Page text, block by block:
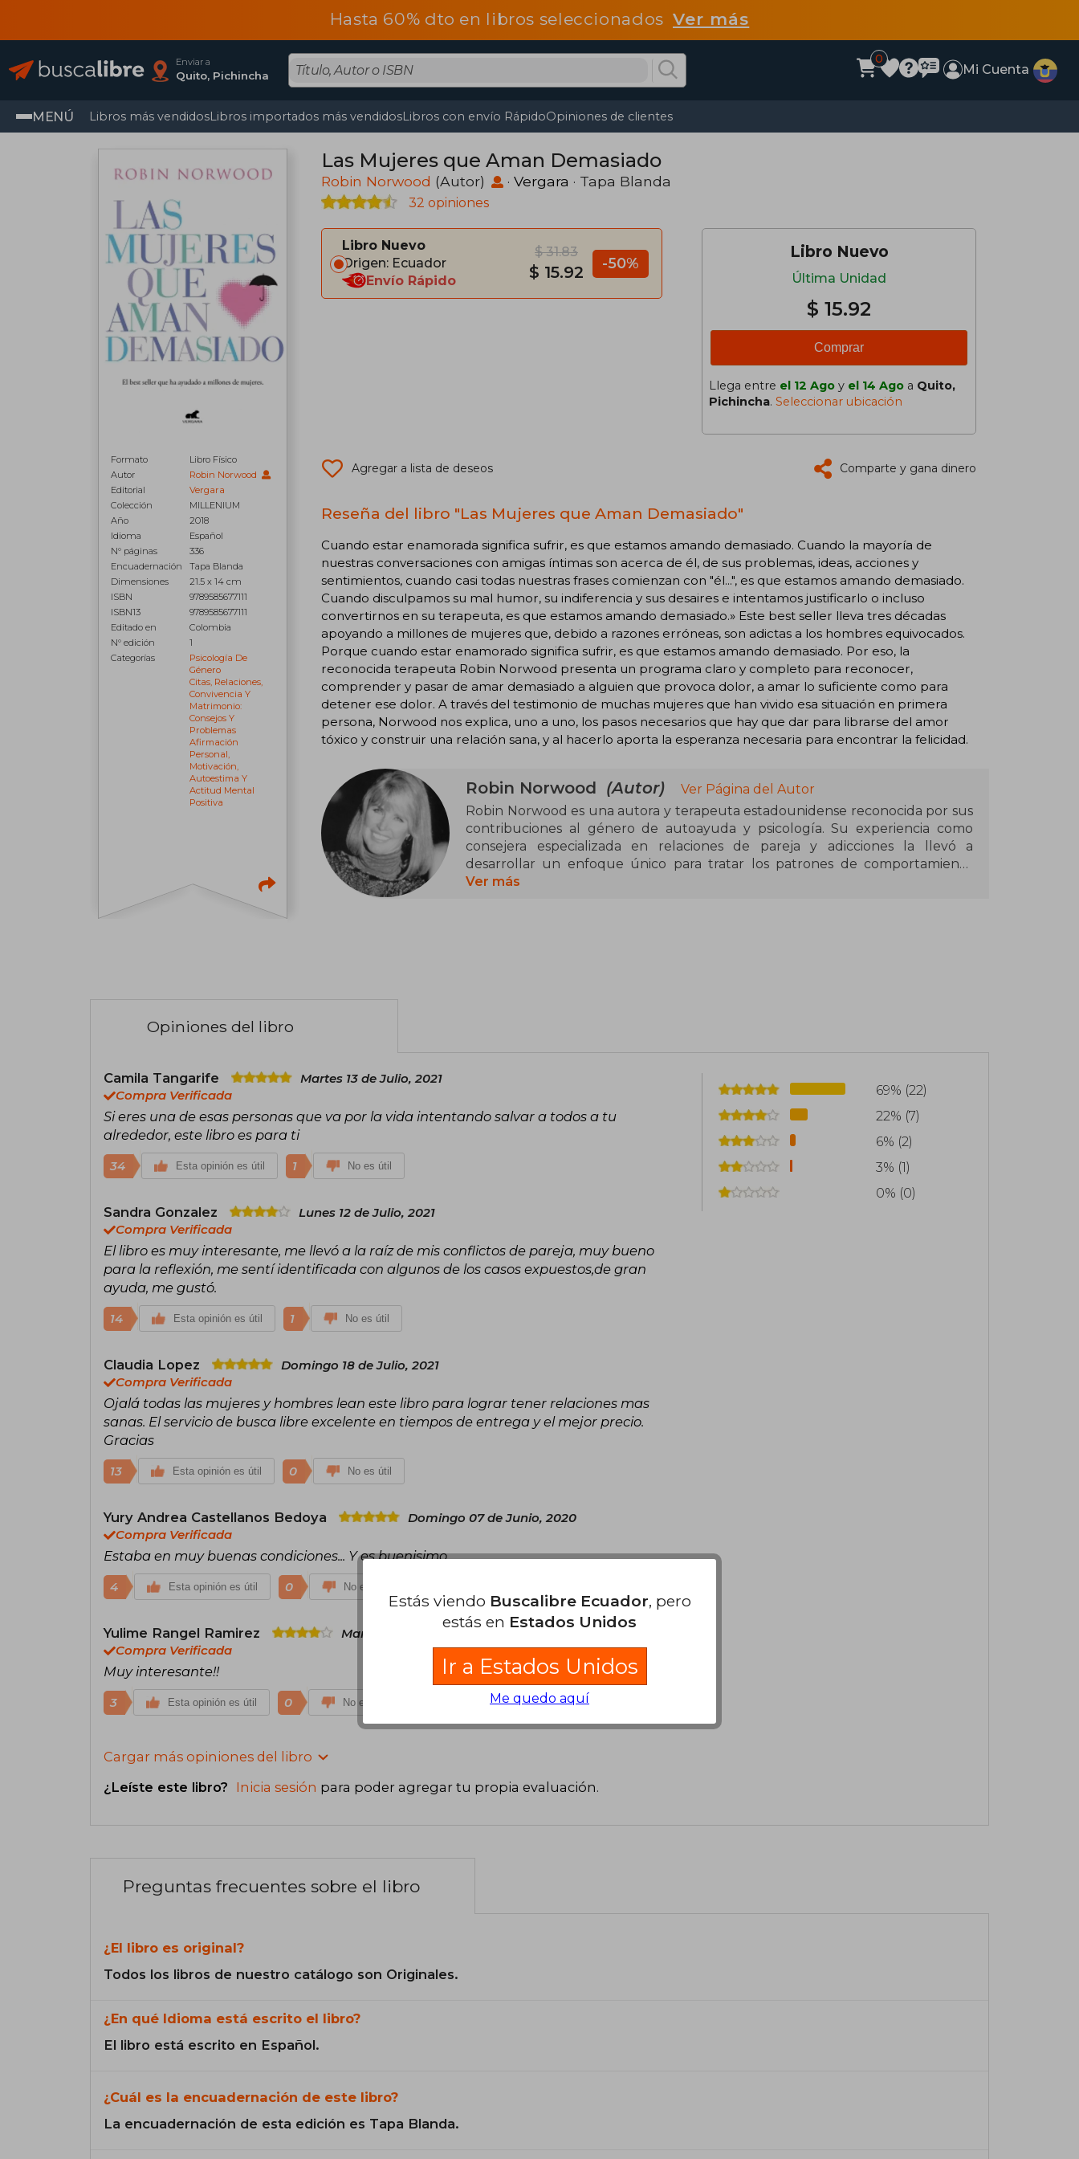
Hasta 60% dto en libros seleccionadosVer más
Enviar a
Quito, Pichincha
0
Mi Cuenta
MENÚ Libros más vendidosLibros importados más vendidosLibros con envío RápidoOpiniones de clientes
Formato
Libro Físico
Autor
Robin Norwood
Editorial
Vergara
Colección
MILLENIUM
Año
2018
Idioma
Español
N° páginas
336
Encuadernación
Tapa Blanda
Dimensiones
21.5 x 14 cm
ISBN
9789585677111
ISBN13
9789585677111
Editado en
Colombia
N° edición
1
Categorías
Psicología De
Género
Citas, Relaciones,
Convivencia Y
Matrimonio:
Consejos Y
Problemas
Afirmación
Personal,
Motivación,
Autoestima Y
Actitud Mental
Positiva
Las Mujeres que Aman Demasiado
Robin Norwood (Autor) · Vergara · Tapa Blanda
32 opiniones
Libro Nuevo
Origen: Ecuador
Envío Rápido
$ 31.83
$ 15.92 -50%
Libro Nuevo
Última Unidad
$ 15.92
Comprar
Llega entre el 12 Ago y el 14 Ago a Quito,
Pichincha. Seleccionar ubicación
Agregar a lista de deseos Comparte y gana dinero
Reseña del libro "Las Mujeres que Aman Demasiado"
Cuando estar enamorada significa sufrir, es que estamos amando demasiado. Cuando la mayoría de
nuestras conversaciones con amigas íntimas son acerca de él, de sus problemas, ideas, acciones y
sentimientos, cuando casi todas nuestras frases comienzan con "él...", es que estamos amando demasiado.
Cuando disculpamos su mal humor, su indiferencia y sus desaires e intentamos justificarlo o incluso
convertirnos en su terapeuta, es que estamos amando demasiado.» Este best seller lleva tres décadas
apoyando a millones de mujeres que, debido a razones erróneas, son adictas a los hombres equivocados.
Porque cuando estar enamorado significa sufrir, es que estamos amando demasiado. Por eso, la
reconocida terapeuta Robin Norwood presenta un programa claro y completo para reconocer,
comprender y pasar de amar demasiado a alguien que provoca dolor, a amar lo suficiente como para
detener ese dolor. A través del testimonio de muchas mujeres que han vivido esa situación en primera
persona, Norwood nos explica, uno a uno, los pasos necesarios que hay que dar para librarse del amor
tóxico y construir una relación sana, y al hacerlo aporta la esperanza necesaria para encontrar la felicidad.
Robin Norwood (Autor)
Ver Página del Autor
Robin Norwood es una autora y terapeuta estadounidense reconocida por sus
contribuciones al género de autoayuda y psicología. Su experiencia como
consejera especializada en relaciones de pareja y adicciones la llevó a
desarrollar un enfoque único para tratar los patrones de comportamiento
dañinos en las relaciones. A través de su obra, busca ofrecer herramientas
Ver más
Opiniones del libro
Camila Tangarife
Martes 13 de Julio, 2021
Compra Verificada
Si eres una de esas personas que va por la vida intentando salvar a todos a tu
alrededor, este libro es para ti
34 Esta opinión es útil 1 No es útil
Sandra Gonzalez
Lunes 12 de Julio, 2021
Compra Verificada
El libro es muy interesante, me llevó a la raíz de mis conflictos de pareja, muy bueno
para la reflexión, me sentí identificada con algunos de los casos expuestos,de gran
ayuda, me gustó.
14 Esta opinión es útil 1 No es útil
Claudia Lopez
Domingo 18 de Julio, 2021
Compra Verificada
Ojalá todas las mujeres y hombres lean este libro para lograr tener relaciones mas
sanas. El servicio de busca libre excelente en tiempos de entrega y el mejor precio.
Gracias
13 Esta opinión es útil 0 No es útil
Yury Andrea Castellanos Bedoya
Domingo 07 de Junio, 2020
Compra Verificada
Estaba en muy buenas condiciones... Y es buenisimo
4 Esta opinión es útil 0 No es útil
Yulime Rangel Ramirez
Martes 12 de Enero, 2021
Compra Verificada
Muy interesante!!
3 Esta opinión es útil 0 No es útil
Cargar más opiniones del libro
¿Leíste este libro? Inicia sesión para poder agregar tu propia evaluación.
69% (22)
22% (7)
6% (2)
3% (1)
0% (0)
Preguntas frecuentes sobre el libro
¿El libro es original?
Todos los libros de nuestro catálogo son Originales.
¿En qué Idioma está escrito el libro?
El libro está escrito en Español.
¿Cuál es la encuadernación de este libro?
La encuadernación de esta edición es Tapa Blanda.
Estás viendo Buscalibre Ecuador, pero
estás en Estados Unidos
Ir a Estados Unidos
Me quedo aquí